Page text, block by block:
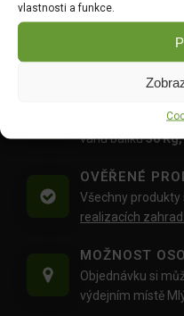
vlastnosti a funkce.
99.00Kč
Doprava
váhu balíku30 Kg,
OVĚŘENÉ
Všechny
realizacích zahrad.
MOŽNOST
Objednávku si
výdejním místě